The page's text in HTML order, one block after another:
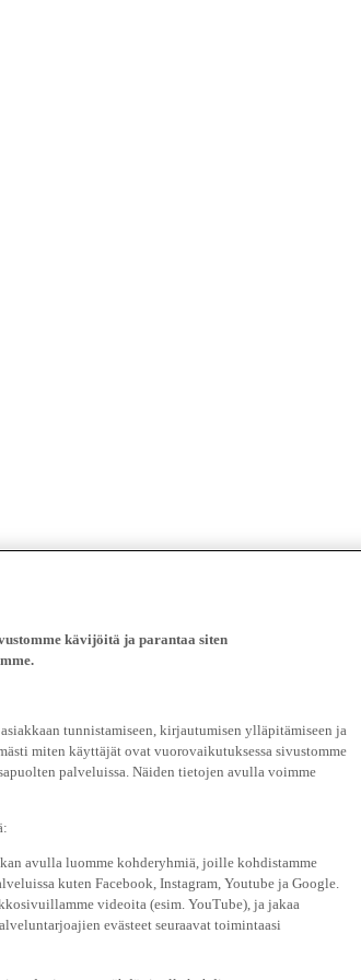
kävijöitä ja parantaa siten
tunnistamiseen, kirjautumisen ylläpitämiseen ja
miten käyttäjät ovat vuorovaikutuksessa sivustomme
palveluissa. Näiden tietojen avulla voimme
avulla luomme kohderyhmiä, joille kohdistamme
kuten Facebook, Instagram, Youtube ja Google.
videoita (esim. YouTube), ja jakaa
evästeet seuraavat toimintaasi